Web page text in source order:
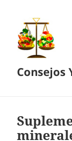
Consejos